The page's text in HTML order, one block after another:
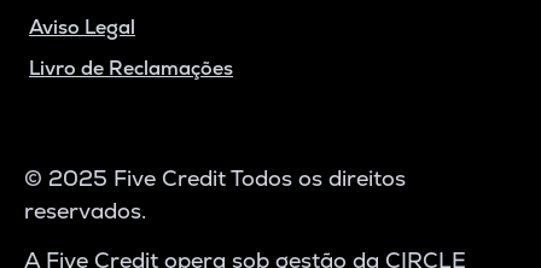
Aviso Legal
Livro de Reclamações
© 2025 Five Credit Todos os direitos
reservados.
A Five Credit opera sob gestão da CIRCLE